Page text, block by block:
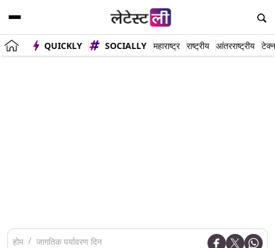
QUICKLY SOCIALLY महाराष्ट्र राष्ट्रीय आंतरराष्ट्रीय
होम जागतिक पर्यावरण दिन